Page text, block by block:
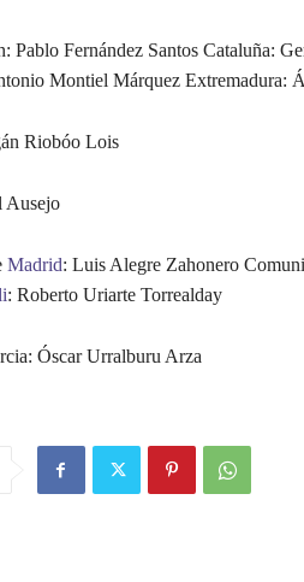
Pablo Fernández Santos Cataluña:
Montiel Márquez Extremadura:
Riobóo Lois
Ausejo
Madrid: Luis Alegre Zahonero
: Roberto Uriarte Torrealday
Óscar Urralburu Arza